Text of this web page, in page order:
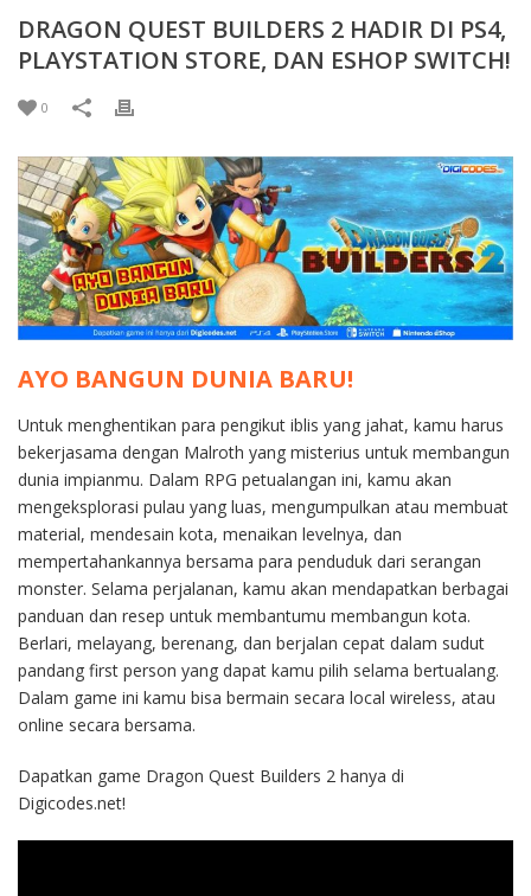
DRAGON QUEST BUILDERS 2 HADIR DI PS4,
PLAYSTATION STORE, DAN ESHOP SWITCH!
0
AYO BANGUN DUNIA BARU!
Untuk menghentikan para pengikut iblis yang jahat, kamu harus
bekerjasama dengan Malroth yang misterius untuk membangun
dunia impianmu. Dalam RPG petualangan ini, kamu akan
mengeksplorasi pulau yang luas, mengumpulkan atau membuat
material, mendesain kota, menaikan levelnya, dan
mempertahankannya bersama para penduduk dari serangan
monster. Selama perjalanan, kamu akan mendapatkan berbagai
panduan dan resep untuk membantumu membangun kota.
Berlari, melayang, berenang, dan berjalan cepat dalam sudut
pandang first person yang dapat kamu pilih selama bertualang.
Dalam game ini kamu bisa bermain secara local wireless, atau
online secara bersama.
Dapatkan game Dragon Quest Builders 2 hanya di
Digicodes.net!